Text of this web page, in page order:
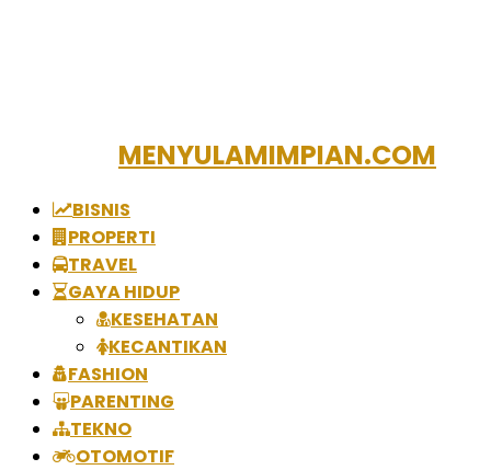
MENYULAMIMPIAN.COM
BISNIS
PROPERTI
TRAVEL
GAYA HIDUP
KESEHATAN
KECANTIKAN
FASHION
PARENTING
TEKNO
OTOMOTIF